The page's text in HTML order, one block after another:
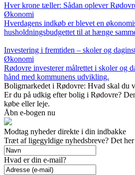
Hver krone tæller: Sådan oplever
Økonomi
Hverdagens indkøb er blevet en
husholdningsbudgettet til at hænge
Investering i fremtiden – skoler og
Økonomi
Rødovre investerer målrettet i skoler og
hånd med kommunens udvikling.
Boligmarkedet i Rødovre: Hvad skal du
Er du på udkig efter bolig i Rødovre?
købe eller leje.
Åbn e-bogen nu
Modtag nyheder direkte i din indbakke
Træt af ligegyldige nyhedsbreve? Det her
Hvad er din e-mail?